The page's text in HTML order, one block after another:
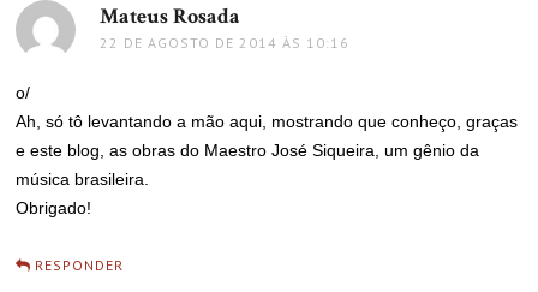
Mateus Rosada
22 DE AGOSTO DE 2014 ÀS 10:16
o/
Ah, só tô levantando a mão aqui, mostrando que conheço, graças
e este blog, as obras do Maestro José Siqueira, um gênio da
música brasileira.
Obrigado!
RESPONDER